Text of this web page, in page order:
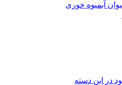
آبمیوه خوری
در این دسته